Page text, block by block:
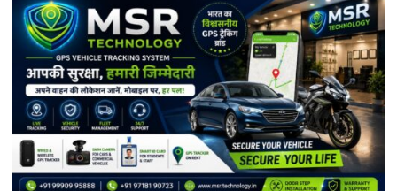
का
अनमोल
खजाना,
375
वर्ष
पुरानी
तालपत्र
पांडुलिपि
सहित
38